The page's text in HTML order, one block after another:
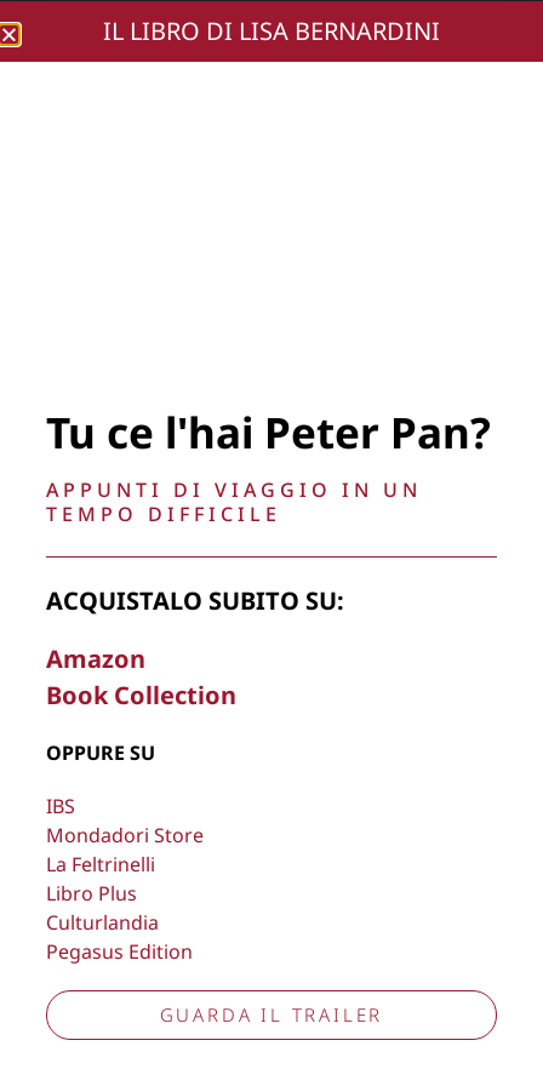
Lisa Bernardini
La Direzione stabilisce insindacabilmente di inserire,
rimuovere, oscurare, modificare, immagini e testi del sito, a
Copyright © 2026Lisa Bernardini
Aggiorna preferenze tracciamento
IL LIBRO DI LISA BERNARDINI
Tu ce l'hai Peter Pan?
APPUNTI DI VIAGGIO IN UN
TEMPO DIFFICILE
ACQUISTALO SUBITO SU:
Amazon
Book Collection
OPPURE SU
IBS
Mondadori Store
La Feltrinelli
Libro Plus
Culturlandia
Pegasus Edition
GUARDA IL TRAILER